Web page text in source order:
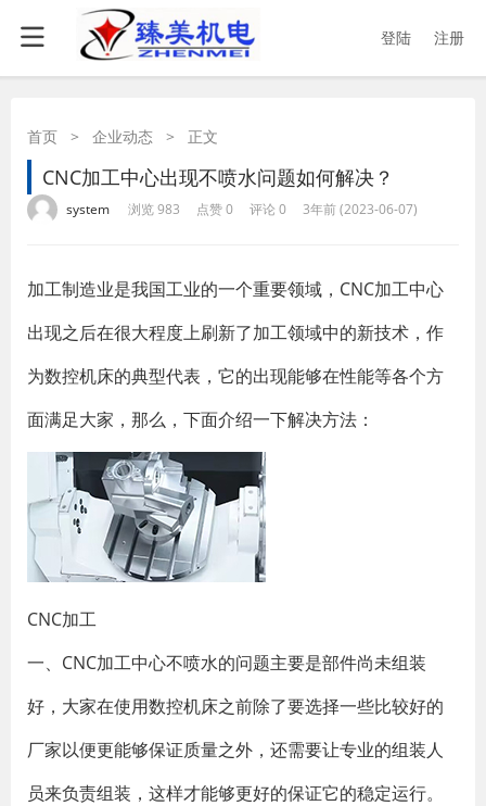
登陆 注册
首页 > 企业动态 > 正文
CNC加工中心出现不喷水问题如何解决？
system 浏览 983 点赞 0 评论 0 3年前 (2023-06-07)
加工制造业是我国工业的一个重要领域，CNC加工中心
出现之后在很大程度上刷新了加工领域中的新技术，作
为数控机床的典型代表，它的出现能够在性能等各个方
面满足大家，那么，下面介绍一下解决方法：
​CNC加工
一、CNC加工中心不喷水的问题主要是部件尚未组装
好，大家在使用数控机床之前除了要选择一些比较好的
厂家以便更能够保证质量之外，还需要让专业的组装人
员来负责组装，这样才能够更好的保证它的稳定运行。